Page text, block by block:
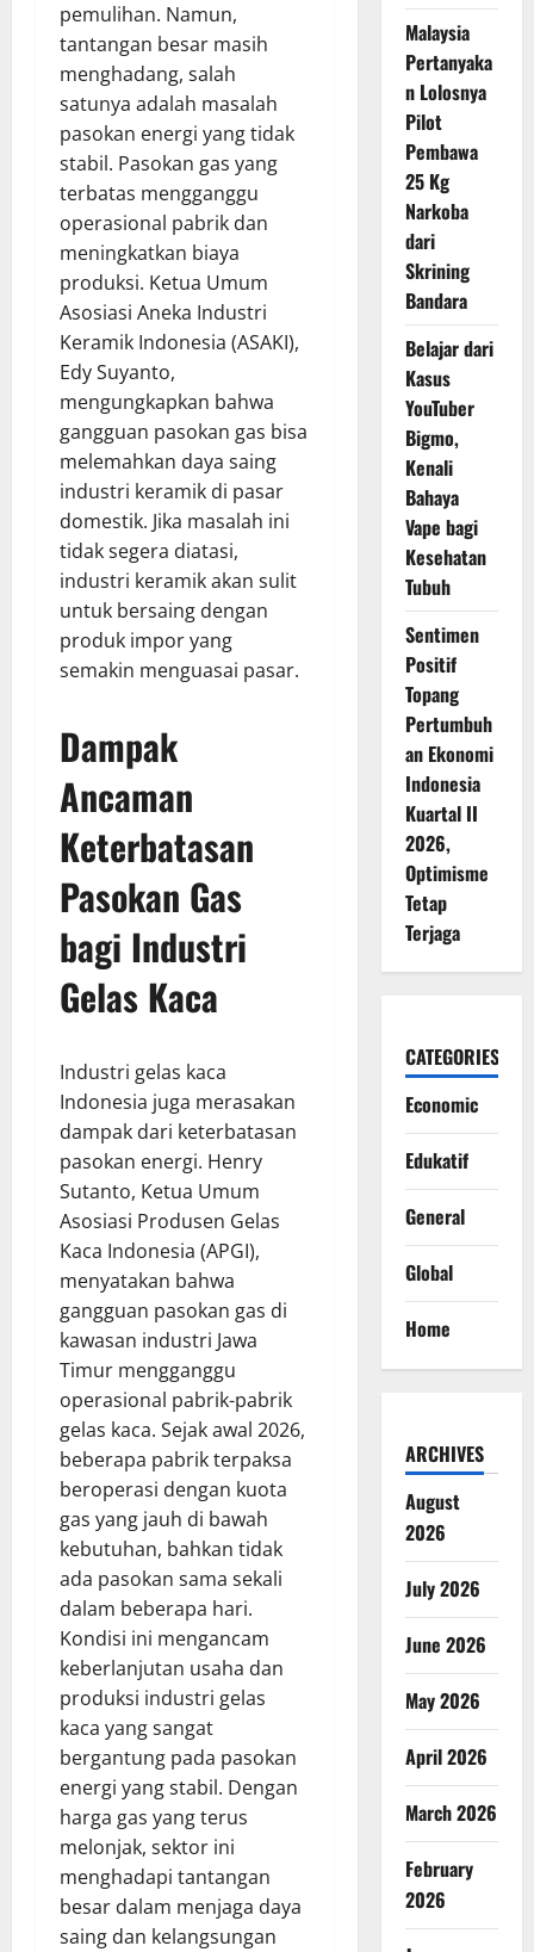
pemulihan. Namun,
tantangan besar masih
menghadang, salah
satunya adalah masalah
pasokan energi yang tidak
stabil. Pasokan gas yang
terbatas mengganggu
operasional pabrik dan
meningkatkan biaya
produksi. Ketua Umum
Asosiasi Aneka Industri
Keramik Indonesia (ASAKI),
Edy Suyanto,
mengungkapkan bahwa
gangguan pasokan gas bisa
melemahkan daya saing
industri keramik di pasar
domestik. Jika masalah ini
tidak segera diatasi,
industri keramik akan sulit
untuk bersaing dengan
produk impor yang
semakin menguasai pasar.
Dampak
Ancaman
Keterbatasan
Pasokan Gas
bagi Industri
Gelas Kaca
Industri gelas kaca
Indonesia juga merasakan
dampak dari keterbatasan
pasokan energi. Henry
Sutanto, Ketua Umum
Asosiasi Produsen Gelas
Kaca Indonesia (APGI),
menyatakan bahwa
gangguan pasokan gas di
kawasan industri Jawa
Timur mengganggu
operasional pabrik-pabrik
gelas kaca. Sejak awal 2026,
beberapa pabrik terpaksa
beroperasi dengan kuota
gas yang jauh di bawah
kebutuhan, bahkan tidak
ada pasokan sama sekali
dalam beberapa hari.
Kondisi ini mengancam
keberlanjutan usaha dan
produksi industri gelas
kaca yang sangat
bergantung pada pasokan
energi yang stabil. Dengan
harga gas yang terus
melonjak, sektor ini
menghadapi tantangan
besar dalam menjaga daya
saing dan kelangsungan
Malaysia
Pertanyaka
n Lolosnya
Pilot
Pembawa
25 Kg
Narkoba
dari
Skrining
Bandara
Belajar dari
Kasus
YouTuber
Bigmo,
Kenali
Bahaya
Vape bagi
Kesehatan
Tubuh
Sentimen
Positif
Topang
Pertumbuh
an Ekonomi
Indonesia
Kuartal II
2026,
Optimisme
Tetap
Terjaga
CATEGORIES
Economic
Edukatif
General
Global
Home
ARCHIVES
August
2026
July 2026
June 2026
May 2026
April 2026
March 2026
February
2026